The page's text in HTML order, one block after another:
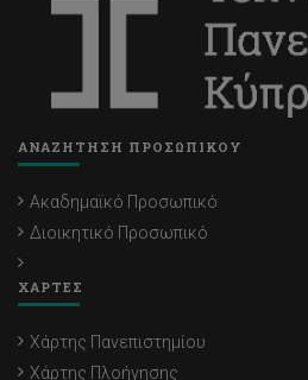
ΑΝΑΖΗΤΗΣΗ ΠΡΟΣΩΠΙΚΟΥ
Ακαδημαϊκό Προσωπικό
Διοικητικό Προσωπικό
ΧΑΡΤΕΣ
Χάρτης Πανεπιστημίου
Χάρτης Πλοήγησης